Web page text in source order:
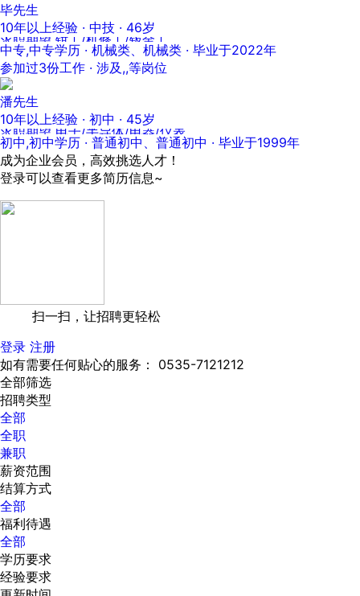
毕先生
10年以上经验 · 中技 · 46岁
求职期望 钳工/机修工/钣金工
中专,中专学历 · 机械类、机械类 · 毕业于2022年
参加过3份工作 · 涉及,,等岗位
潘先生
10年以上经验 · 初中 · 45岁
求职期望 电子/半导体/电器/仪表
初中,初中学历 · 普通初中、普通初中 · 毕业于1999年
成为企业会员，高效挑选人才！
登录可以查看更多简历信息~
扫一扫，让招聘更轻松
登录 注册
如有需要任何贴心的服务： 0535-7121212
全部筛选
招聘类型
全部
全职
兼职
薪资范围
结算方式
全部
福利待遇
全部
学历要求
经验要求